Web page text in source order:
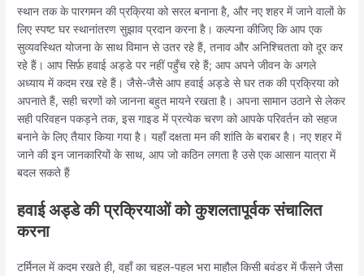
स्थान तक के पारगमन की प्रक्रिया को सरल बनाना है, और नए शहर में जाने वालों के
लिए स्पष्ट घर स्थानांतरण सुझाव प्रदान करना है। कल्पना कीजिए कि आप एक
सुव्यवस्थित योजना के साथ विमान से उतर रहे हैं, तनाव और अनिश्चितता को दूर कर
रहे हैं। आप सिर्फ़ हवाई अड्डे पर नहीं पहुँच रहे हैं; आप अपने जीवन के अगले
अध्याय में कदम रख रहे हैं। जैसे-जैसे आप हवाई अड्डे से घर तक की प्रक्रिया को
अपनाते हैं, सही चरणों को जानना बहुत मायने रखता है। अपना सामान उठाने से लेकर
सही परिवहन पकड़ने तक, इस गाइड में प्रत्येक चरण को आपके परिवर्तन को सहज
बनाने के लिए तैयार किया गया है। यहाँ दक्षता मन की शांति के बराबर है। नए शहर में
जाने की इन जानकारियों के साथ, आप जो कठिन लगता है उसे एक आसान यात्रा में
बदल सकते हैं
हवाई अड्डे की प्रक्रियाओं को कुशलतापूर्वक संचालित
करना
टर्मिनल में कदम रखते ही, वहाँ का चहल-पहल भरा माहौल किसी बवंडर में फँसने जैसा